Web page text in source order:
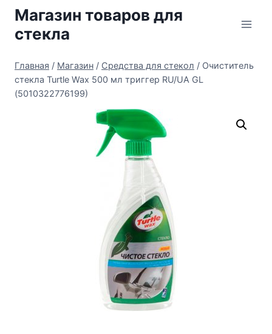
Перейти
содержимому
Магазин товаров для
стекла
Главная / Магазин / Средства для стекол / Очиститель
стекла Turtle Wax 500 мл триггер RU/UA GL
(5010322776199)